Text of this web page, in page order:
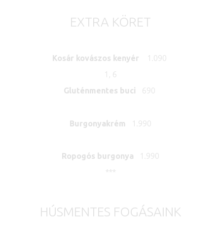
EXTRA KÖRET
Kosár kovászos kenyér
1.090
1, 6
Gluténmentes buci
690
Burgonyakrém 1.990
Ropogós burgonya 1.990
***
HÚSMENTES FOGÁSAINK